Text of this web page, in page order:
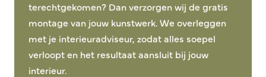
terechtgekomen? Dan verzorgen wij de gratis
montage van jouw kunstwerk. We overleggen
met je interieuradviseur, zodat alles soepel
verloopt en het resultaat aansluit bij jouw
interieur.